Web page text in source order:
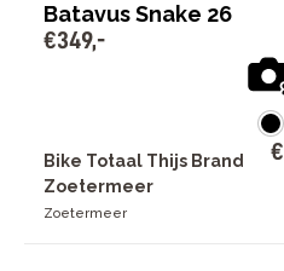
Batavus Snake 26
€349,-
Bike Totaal Thijs Brand
Zoetermeer
Zoetermeer
€